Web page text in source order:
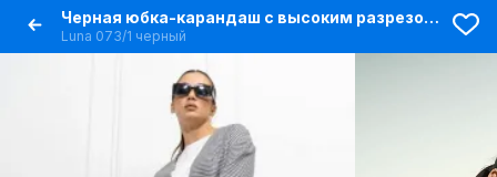
Черная юбка-карандаш с высоким разрезом длиной 78 см
Luna 073/1 черный